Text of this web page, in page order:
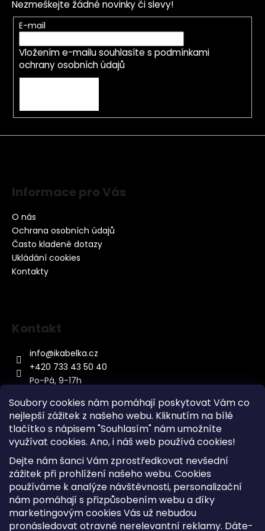
Soubory cookies nám pomáhají poskytovat Vám co
nejlepší zážitek z našeho webu. Kliknutím na bílé
tlačítko s nápisem "Souhlasím" nám umožníte
využívat cookies. Ano, i náš web používá cookies!
Dejte nám šanci Vám zprostředkovat nevšední
zážitek při prohlížení našeho webu. Cookies
používáme k analýze návštěvnosti, personalizační
nám pomáhají s přizpůsobením webu a díky
marketingovým cookies Vás už nebudou
pronásledovat otravné nerelevantní reklamy. Dáte-
Nezmeškejte žádné novinky či slevy!
E-mail
Vložením e-mailu souhlasíte s podmínkami
ochrany osobních údajů
Informace pro Vás
O nás
Ochrana osobních údajů
Často kladené dotazy
Ukládání cookies
Kontakty
Kontakt
info@ikabelka.cz
+420 733 43 50 40
Po-Pá, 9-17h
Kontakt
Sitemap
Doprava a Platba
Reklamace Zboží
Obchodní podmínky